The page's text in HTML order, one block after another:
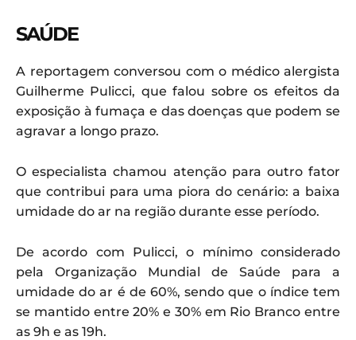
SAÚDE
A reportagem conversou com o médico alergista
Guilherme Pulicci, que falou sobre os efeitos da
exposição à fumaça e das doenças que podem se
agravar a longo prazo.
O especialista chamou atenção para outro fator
que contribui para uma piora do cenário: a baixa
umidade do ar na região durante esse período.
De acordo com Pulicci, o mínimo considerado
pela Organização Mundial de Saúde para a
umidade do ar é de 60%, sendo que o índice tem
se mantido entre 20% e 30% em Rio Branco entre
as 9h e as 19h.